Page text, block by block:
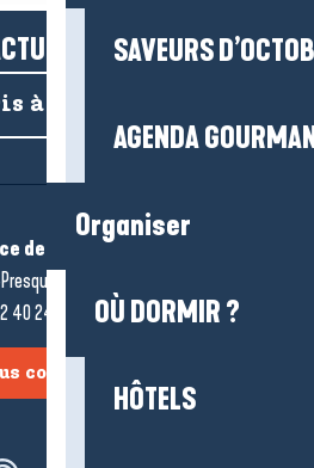
SAVEURS
AGENDA
Organiser
OÙ DORMIR ?
HÔTELS
SALÉES !
à la newsletter
de tourisme
de Guérande
40 24 34 44
contacter